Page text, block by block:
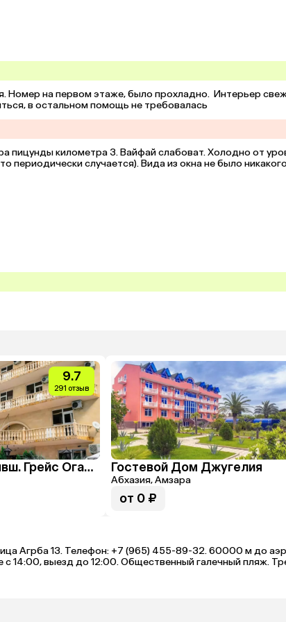
Номер на первом этаже, было прохладно.  Интерьер
в остальном помощь не требовалась
пицунды километра 3. Вайфай слабоват. Холодно от
периодически случается). Вида из окна не было
9.7
291 отзыв
Грейс Рица (Бывш. Грейс Оганес) Гостевой Дом Джугелия
Абхазия, Амзара
от 0 ₽
Агрба 13. Телефон: +7 (965) 455-89-32. 60000 м до
14:00, выезд до 12:00. Общественный галечный пляж.